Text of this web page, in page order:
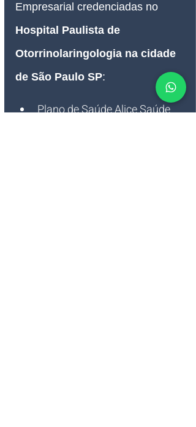
Empresarial credenciadas no
Hospital Paulista de
Otorrinolaringologia na cidade
de São Paulo SP:
Plano de Saúde Alice Saúde